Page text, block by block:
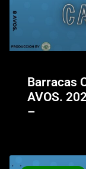
Barracas
AVOS.
–